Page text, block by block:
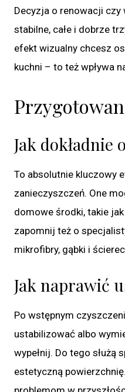
Decyzja o renowacji czy
stabilne, całe i dobrze
efekt wizualny chcesz
kuchni – to też wpływa
Jak dokładnie
To absolutnie kluczowy
zanieczyszczeń. One
domowe środki, takie
zapomnij też o
mikrofibry, gąbki i
Jak naprawić
Po wstępnym
ustabilizować albo
wypełnij. Do tego służą
estetyczną